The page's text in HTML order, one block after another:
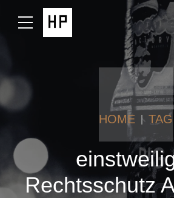
HOME TAG
Rechtsschutz